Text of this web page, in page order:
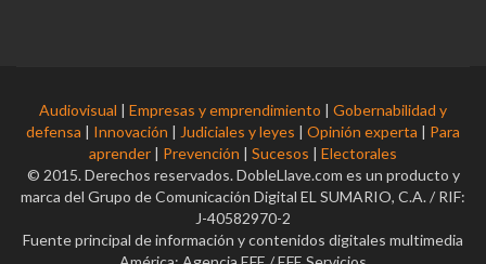
Audiovisual | Empresas y emprendimiento | Gobernabilidad y
defensa | Innovación | Judiciales y leyes | Opinión experta | Para
aprender | Prevención | Sucesos | Electorales
© 2015. Derechos reservados. DobleLlave.com es un producto y
marca del Grupo de Comunicación Digital EL SUMARIO, C.A. / RIF:
J-40582970-2
Fuente principal de información y contenidos digitales multimedia